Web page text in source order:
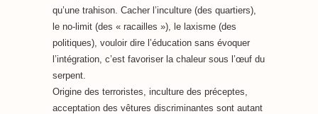
qu’une trahison. Cacher l’inculture (des quartiers),
le no-limit (des « racailles »), le laxisme (des
politiques), vouloir dire l’éducation sans évoquer
l’intégration, c’est favoriser la chaleur sous l’œuf du
serpent.
Origine des terroristes, inculture des préceptes,
acceptation des vêtures discriminantes sont autant